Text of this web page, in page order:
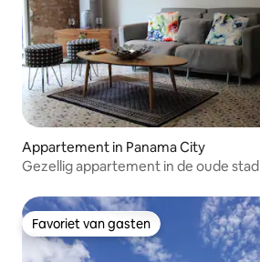
Appartement in Panama City
Gezellig appartement in de oude stad
Favoriet van gasten
Favoriet van gasten